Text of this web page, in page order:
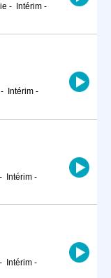
- Intérim -
- Intérim -
- Intérim -
- Intérim -